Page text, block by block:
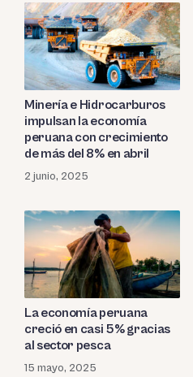
Minería e Hidrocarburos
impulsan la economía
peruana con crecimiento
de más del 8% en abril
2 junio, 2025
La economía peruana
creció en casi 5% gracias
al sector pesca
15 mayo, 2025